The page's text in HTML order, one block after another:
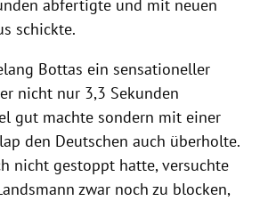
abfertigte und mit neuen
schickte.
Bottas ein sensationeller
nicht nur 3,3 Sekunden
gut machte sondern mit einer
den Deutschen auch überholte.
nicht gestoppt hatte, versuchte
zwar noch zu blocken,